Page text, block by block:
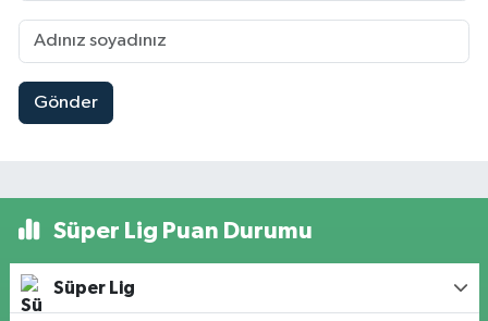
Gönder
Süper Lig Puan Durumu
Süper Lig